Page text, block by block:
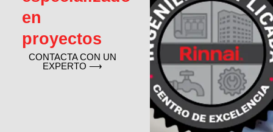
en
proyectos
CONTACTA CON UN
EXPERTO ⟶